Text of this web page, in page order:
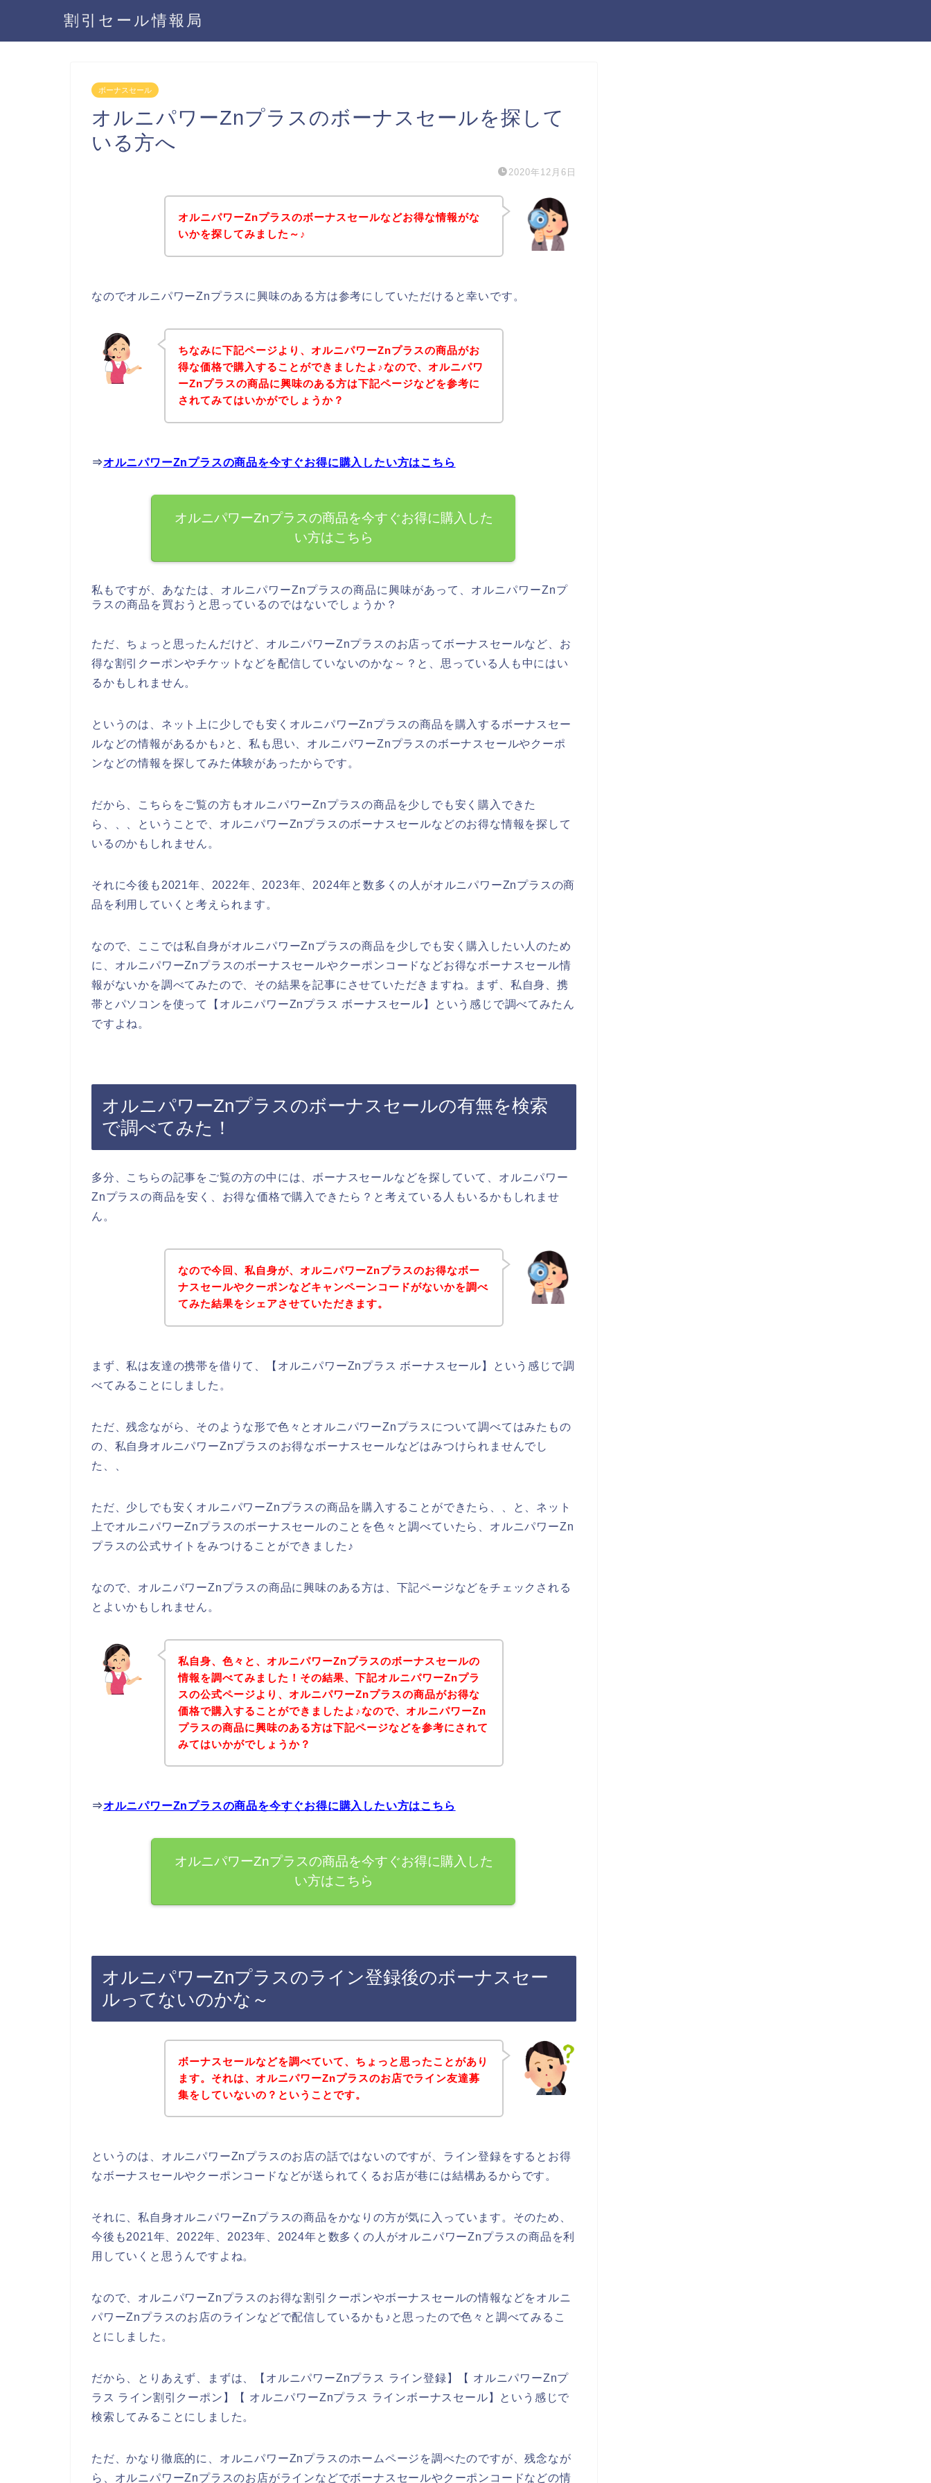
割引セール情報局
ボーナスセール
オルニパワーZnプラスのボーナスセールを探して
いる方へ
2020年12月6日
オルニパワーZnプラスのボーナスセールなどお得な情報がな
いかを探してみました～♪
なのでオルニパワーZnプラスに興味のある方は参考にしていただけると幸いです。
ちなみに下記ページより、オルニパワーZnプラスの商品がお
得な価格で購入することができましたよ♪なので、オルニパワ
ーZnプラスの商品に興味のある方は下記ページなどを参考に
されてみてはいかがでしょうか？
⇒オルニパワーZnプラスの商品を今すぐお得に購入したい方はこちら
オルニパワーZnプラスの商品を今すぐお得に購入した
い方はこちら
私もですが、あなたは、オルニパワーZnプラスの商品に興味があって、オルニパワーZnプ
ラスの商品を買おうと思っているのではないでしょうか？
ただ、ちょっと思ったんだけど、オルニパワーZnプラスのお店ってボーナスセールなど、お
得な割引クーポンやチケットなどを配信していないのかな～？と、思っている人も中にはい
るかもしれません。
というのは、ネット上に少しでも安くオルニパワーZnプラスの商品を購入するボーナスセー
ルなどの情報があるかも♪と、私も思い、オルニパワーZnプラスのボーナスセールやクーポ
ンなどの情報を探してみた体験があったからです。
だから、こちらをご覧の方もオルニパワーZnプラスの商品を少しでも安く購入できた
ら、、、ということで、オルニパワーZnプラスのボーナスセールなどのお得な情報を探して
いるのかもしれません。
それに今後も2021年、2022年、2023年、2024年と数多くの人がオルニパワーZnプラスの商
品を利用していくと考えられます。
なので、ここでは私自身がオルニパワーZnプラスの商品を少しでも安く購入したい人のため
に、オルニパワーZnプラスのボーナスセールやクーポンコードなどお得なボーナスセール情
報がないかを調べてみたので、その結果を記事にさせていただきますね。まず、私自身、携
帯とパソコンを使って【オルニパワーZnプラス ボーナスセール】という感じで調べてみたん
ですよね。
オルニパワーZnプラスのボーナスセールの有無を検索
で調べてみた！
多分、こちらの記事をご覧の方の中には、ボーナスセールなどを探していて、オルニパワー
Znプラスの商品を安く、お得な価格で購入できたら？と考えている人もいるかもしれませ
ん。
なので今回、私自身が、オルニパワーZnプラスのお得なボー
ナスセールやクーポンなどキャンペーンコードがないかを調べ
てみた結果をシェアさせていただきます。
まず、私は友達の携帯を借りて、【オルニパワーZnプラス ボーナスセール】という感じで調
べてみることにしました。
ただ、残念ながら、そのような形で色々とオルニパワーZnプラスについて調べてはみたもの
の、私自身オルニパワーZnプラスのお得なボーナスセールなどはみつけられませんでし
た、、
ただ、少しでも安くオルニパワーZnプラスの商品を購入することができたら、、と、ネット
上でオルニパワーZnプラスのボーナスセールのことを色々と調べていたら、オルニパワーZn
プラスの公式サイトをみつけることができました♪
なので、オルニパワーZnプラスの商品に興味のある方は、下記ページなどをチェックされる
とよいかもしれません。
私自身、色々と、オルニパワーZnプラスのボーナスセールの
情報を調べてみました！その結果、下記オルニパワーZnプラ
スの公式ページより、オルニパワーZnプラスの商品がお得な
価格で購入することができましたよ♪なので、オルニパワーZn
プラスの商品に興味のある方は下記ページなどを参考にされて
みてはいかがでしょうか？
⇒オルニパワーZnプラスの商品を今すぐお得に購入したい方はこちら
オルニパワーZnプラスの商品を今すぐお得に購入した
い方はこちら
オルニパワーZnプラスのライン登録後のボーナスセー
ルってないのかな～
ボーナスセールなどを調べていて、ちょっと思ったことがあり
ます。それは、オルニパワーZnプラスのお店でライン友達募
集をしていないの？ということです。
というのは、オルニパワーZnプラスのお店の話ではないのですが、ライン登録をするとお得
なボーナスセールやクーポンコードなどが送られてくるお店が巷には結構あるからです。
それに、私自身オルニパワーZnプラスの商品をかなりの方が気に入っています。そのため、
今後も2021年、2022年、2023年、2024年と数多くの人がオルニパワーZnプラスの商品を利
用していくと思うんですよね。
なので、オルニパワーZnプラスのお得な割引クーポンやボーナスセールの情報などをオルニ
パワーZnプラスのお店のラインなどで配信しているかも♪と思ったので色々と調べてみるこ
とにしました。
だから、とりあえず、まずは、【オルニパワーZnプラス ライン登録】【 オルニパワーZnプ
ラス ライン割引クーポン】【 オルニパワーZnプラス ラインボーナスセール】という感じで
検索してみることにしました。
ただ、かなり徹底的に、オルニパワーZnプラスのホームページを調べたのですが、残念なが
ら、オルニパワーZnプラスのお店がラインなどでボーナスセールやクーポンコードなどの情